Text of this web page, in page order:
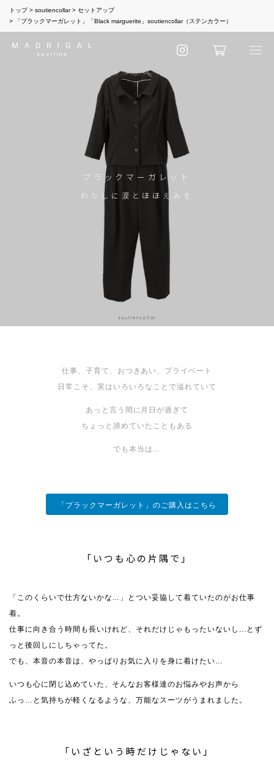
トップ soutiencollar
セットアップ
「ブラックマーガレット」「Black marguerite」soutiencollar（ステンカラー）
ブラックマーガレット
わたしに涙とほほえみを
仕事、子育て、おつきあい、プライベート
日常こそ、実はいろいろなことで溢れていて
あっと言う間に月日が過ぎて
ちょっと諦めていたこともある
でも本当は…
「ブラックマーガレット」のご購入はこちら
「いつも心の片隅で」
「このくらいで仕方ないかな…」とつい妥協して着ていたのがお仕事
着。
仕事に向き合う時間も長いけれど、それだけじゃもったいないし...とず
っと後回しにしちゃってた。
でも、本音の本音は、やっぱりお気に入りを身に着けたい…
いつも心に閉じ込めていた、そんなお客様達のお悩みやお声から
ふっ…と気持ちが軽くなるような、万能なスーツがうまれました。
「いざという時だけじゃない」